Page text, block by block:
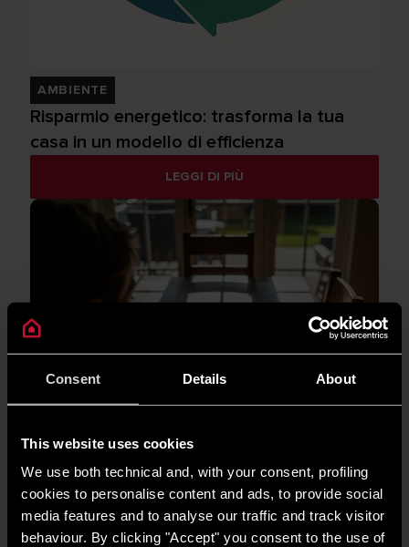
Consent Details About
This website uses cookies
We use both technical and, with your consent, profiling
cookies to personalise content and ads, to provide social
media features and to analyse our traffic and track visitor
behaviour. By clicking "Accept" you consent to the use of
AMBIENTE
Risparmio energetico: trasforma la tua
casa in un modello di efficienza
LEGGI DI PIÙ